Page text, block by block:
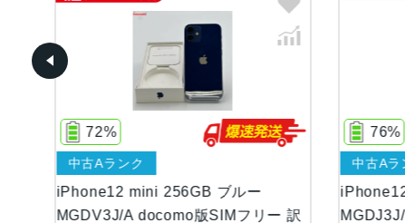
フリー 訳
iPhone12 mini 128GB ブラック
MGDJ3J/A AU版SIMフリー 訳あり
中古Aランク